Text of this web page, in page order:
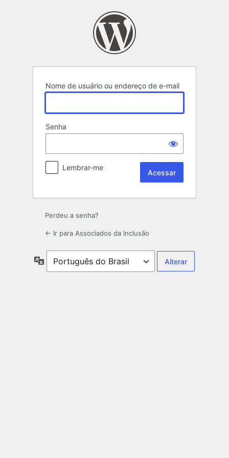
Nome de usuário ou endereço de e-mail
Senha
Lembrar-me
Perdeu a senha?
← Ir para Associados da Inclusão
Idioma